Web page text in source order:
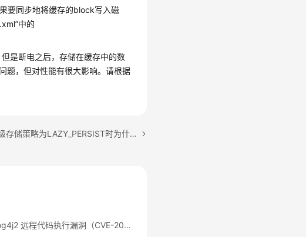
要同步地将缓存的block写入磁
中的
是断电之后，存储在缓存中的数
题，但对性能有很大影响。请根据
下一篇：当分级存储策略为LAZY_PERSIST时为什么文件的副本的存储类型为DISK
Apache Log4j2 远程代码执行漏洞（CVE-2021-44228）公告